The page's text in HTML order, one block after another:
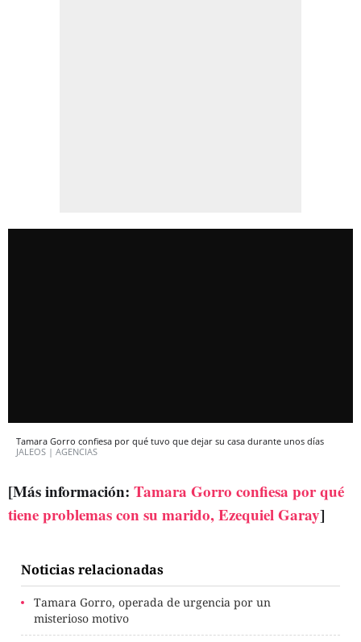
Tamara Gorro confiesa por qué tuvo que dejar su casa durante unos días
JALEOS | AGENCIAS
[Más información: Tamara Gorro confiesa por qué
tiene problemas con su marido, Ezequiel Garay]
Noticias relacionadas
Tamara Gorro, operada de urgencia por un
misterioso motivo